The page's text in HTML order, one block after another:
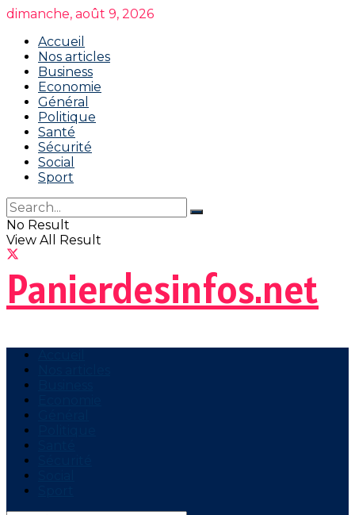
dimanche, août 9, 2026
Accueil
Nos articles
Business
Economie
Général
Politique
Santé
Sécurité
Social
Sport
No Result
View All Result
Panierdesinfos.net